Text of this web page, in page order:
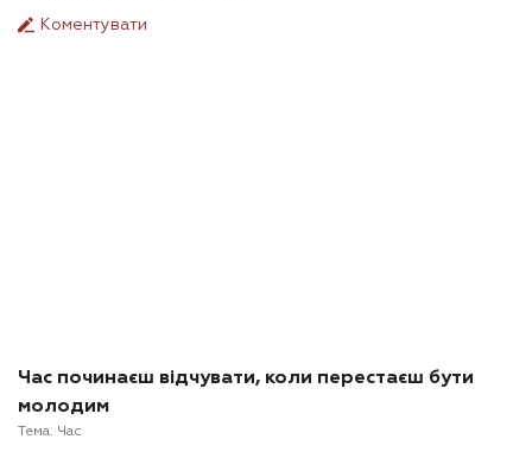
Коментувати
Час починаєш відчувати, коли перестаєш бути
молодим
Тема: Час